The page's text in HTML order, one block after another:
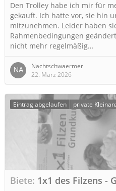
Den Trolley habe ich mir für
gekauft. Ich hatte vor, sie hin
mitzunehmen. Leider haben
Rahmenbedingungen
nicht mehr regelmäßig…
Nachtschwaermer
22. März 2026
Eintrag abgelaufen private
Biete 1x1 des Filzens -